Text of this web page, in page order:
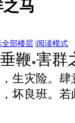
马
全部楼层 |阅读模式
鞭●害群
生灾险。肆
坏良班。若